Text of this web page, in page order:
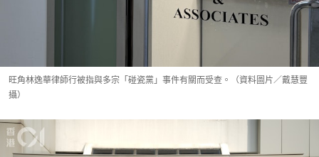
旺角林逸華律師行被指與多宗「碰瓷黨」事件有關而受查。（資料圖片／戴慧豐
攝）